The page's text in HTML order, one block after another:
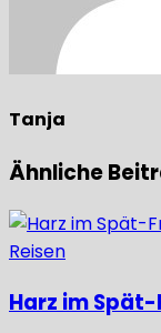
Tanja
Ähnliche
Reisen
Harz im